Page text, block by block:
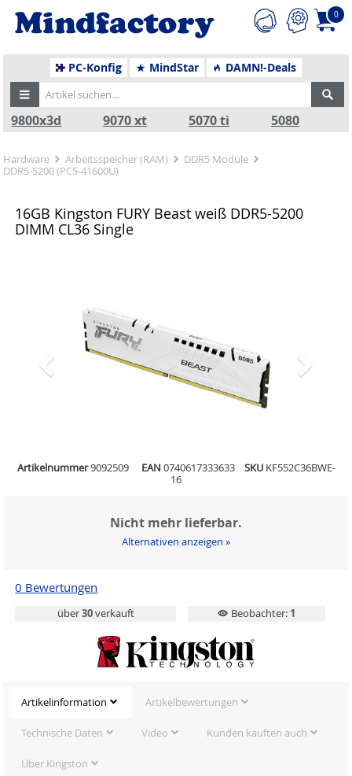
0
PC-Konfig MindStar DAMN!-Deals
9800x3d 9070 xt 5070 ti 5080
Hardware Arbeitsspeicher (RAM)
DDR5 Module
DDR5-5200 (PC5-41600U)
16GB Kingston FURY Beast weiß DDR5-5200
DIMM CL36 Single
Artikelnummer9092509 EAN 0740617333633 SKU KF552C36BWE-
16
Nicht mehr lieferbar.
Alternativen anzeigen »
0 Bewertungen
über30verkauft Beobachter: 1
Artikelinformation Artikelbewertungen
Technische Daten Video Kunden kauften auch
Über Kingston